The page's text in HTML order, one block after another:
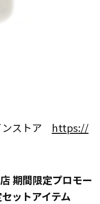
ンストア https://
期間限定プロモー
ットアイテム